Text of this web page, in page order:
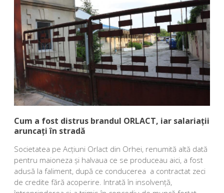
Cum a fost distrus brandul ORLACT, iar salariații
aruncați în stradă
Societatea pe Acțiuni Orlact din Orhei, renumită altă dată
pentru maioneza și halvaua ce se produceau aici, a fost
adusă la faliment, după ce conducerea a contractat zeci
de credite fără acoperire. Intrată în insolvență,